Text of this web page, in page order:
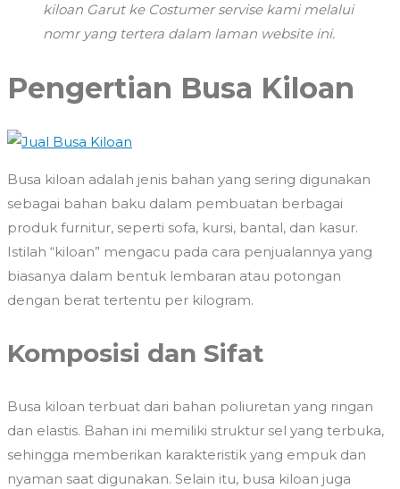
kiloan Garut ke Costumer servise kami melalui
nomr yang tertera dalam laman website ini.
Pengertian Busa Kiloan
Busa kiloan adalah jenis bahan yang sering digunakan
sebagai bahan baku dalam pembuatan berbagai
produk furnitur, seperti sofa, kursi, bantal, dan kasur.
Istilah “kiloan” mengacu pada cara penjualannya yang
biasanya dalam bentuk lembaran atau potongan
dengan berat tertentu per kilogram.
Komposisi dan Sifat
Busa kiloan terbuat dari bahan poliuretan yang ringan
dan elastis. Bahan ini memiliki struktur sel yang terbuka,
sehingga memberikan karakteristik yang empuk dan
nyaman saat digunakan. Selain itu, busa kiloan juga